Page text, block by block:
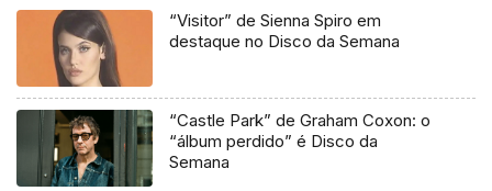
“Visitor” de Sienna Spiro em
destaque no Disco da Semana
“Castle Park” de Graham Coxon: o
“álbum perdido” é Disco da
Semana